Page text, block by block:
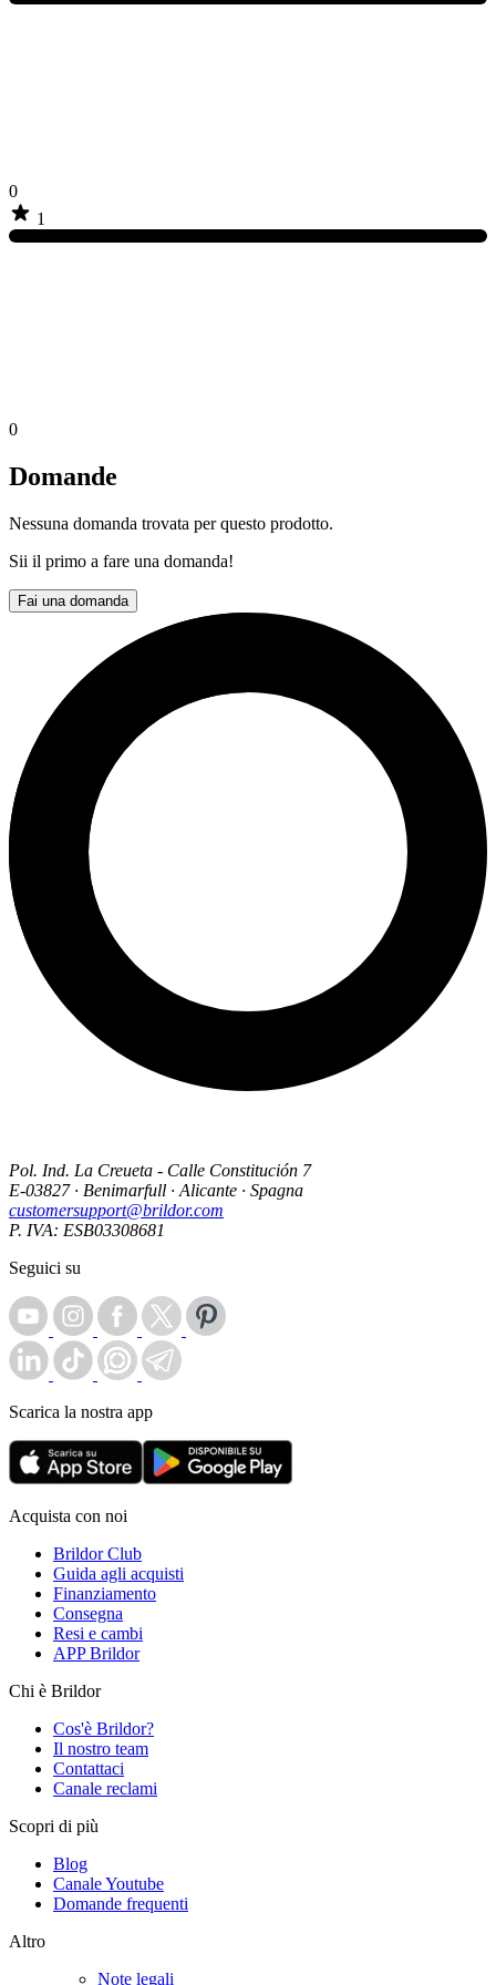
0
1
0
Domande
Nessuna domanda trovata per questo prodotto.
Sii il primo a fare una domanda!
Fai una domanda
Pol. Ind. La Creueta - Calle Constitución 7
E-03827 · Benimarfull · Alicante · Spagna
customersupport@brildor.com
P. IVA: ESB03308681
Seguici su
Scarica la nostra app
Acquista con noi
Brildor Club
Guida agli acquisti
Finanziamento
Consegna
Resi e cambi
APP Brildor
Chi è Brildor
Cos'è Brildor?
Il nostro team
Contattaci
Canale reclami
Scopri di più
Blog
Canale Youtube
Domande frequenti
Altro
Note legali